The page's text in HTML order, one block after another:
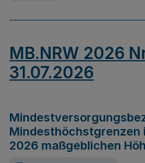
MB.NRW 2026
31.07.2026
Mindesthöchstgrenzen
2026 maßgeblichen